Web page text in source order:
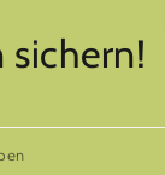
sichern!